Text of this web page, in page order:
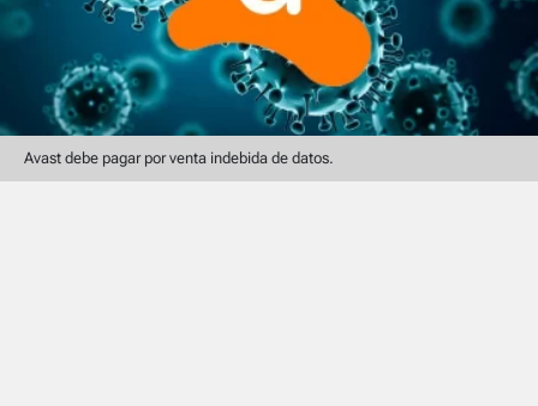
Avast debe pagar por venta indebida de datos.